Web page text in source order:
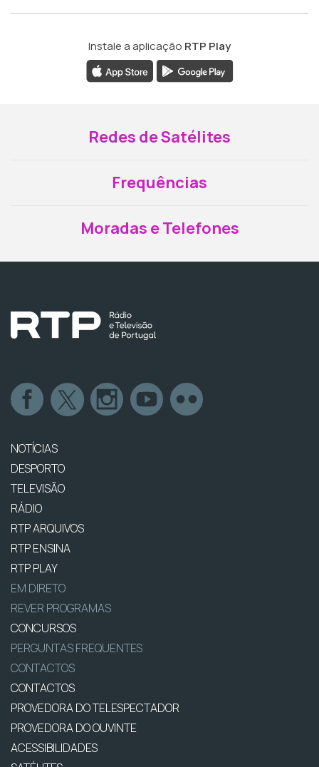
Instale a aplicação RTP Play
Redes de Satélites
Frequências
Moradas e Telefones
NOTÍCIAS
DESPORTO
TELEVISÃO
RÁDIO
RTP ARQUIVOS
RTP ENSINA
RTP PLAY
EM DIRETO
REVER PROGRAMAS
CONCURSOS
PERGUNTAS FREQUENTES
CONTACTOS
CONTACTOS
PROVEDORA DO TELESPECTADOR
PROVEDORA DO OUVINTE
ACESSIBILIDADES